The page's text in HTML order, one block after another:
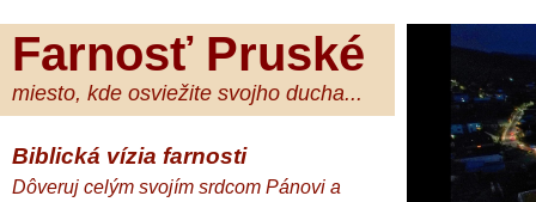
Farnosť Pruské
miesto, kde osviežite svojho ducha...
Biblická vízia farnosti
Dôveruj celým svojím srdcom Pánovi a